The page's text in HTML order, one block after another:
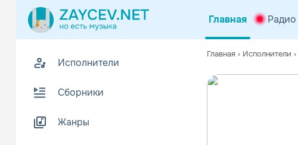
Главная Радио
Исполнители
Сборники
Жанры
Главная › Исполнители ›